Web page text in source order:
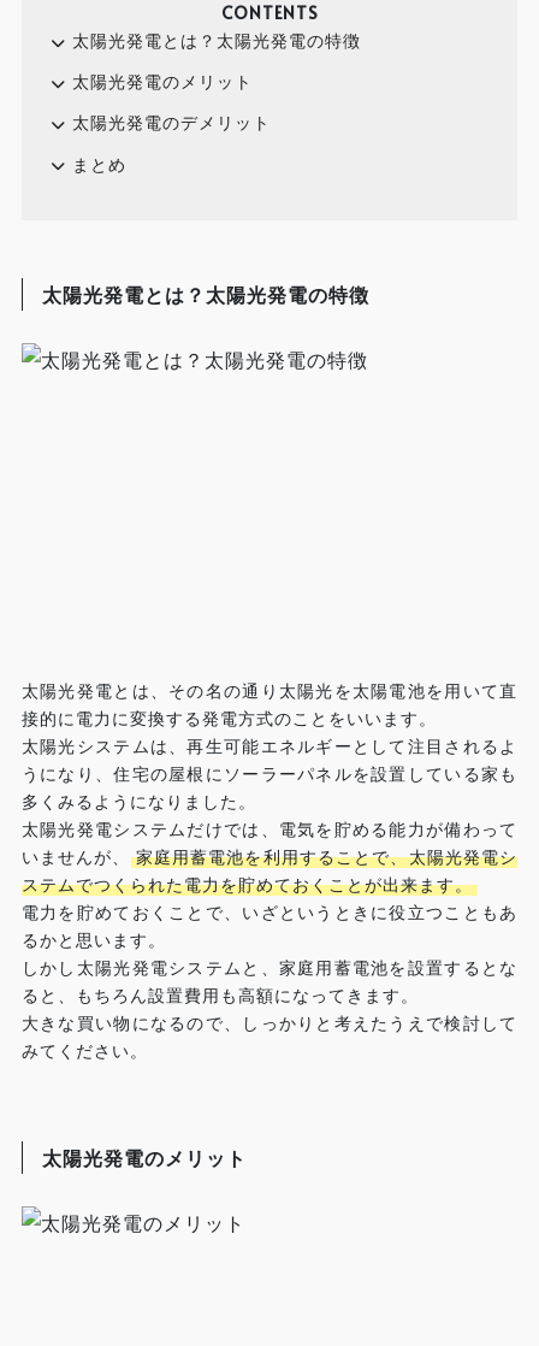
CONTENTS
太陽光発電とは？太陽光発電の特徴
太陽光発電のメリット
太陽光発電のデメリット
まとめ
太陽光発電とは？太陽光発電の特徴
太陽光発電とは、その名の通り太陽光を太陽電池を用いて直
接的に電力に変換する発電方式のことをいいます。
太陽光システムは、再生可能エネルギーとして注目されるよ
うになり、住宅の屋根にソーラーパネルを設置している家も
多くみるようになりました。
太陽光発電システムだけでは、電気を貯める能力が備わって
いませんが、
家庭用蓄電池を利用することで、太陽光発電シ
ステムでつくられた電力を貯めておくことが出来ます。
電力を貯めておくことで、いざというときに役立つこともあ
るかと思います。
しかし太陽光発電システムと、家庭用蓄電池を設置するとな
ると、もちろん設置費用も高額になってきます。
大きな買い物になるので、しっかりと考えたうえで検討して
みてください。
太陽光発電のメリット